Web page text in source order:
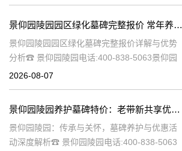
景仰园陵园园区绿化墓碑完整报价 常年养护不收取额外费用详解与优势分析
景仰园陵园园区绿化墓碑完整报价详解与优势
分析☎ 景仰园陵园电话:400-838-5063景仰园
陵园作为一家专业的陵园服务机构，致力于为
2026-08-07
景仰园陵园养护墓碑特价：老带新共享优惠，福利大放送！
景仰园陵园：传承与关怀，墓碑养护与优惠活
动深度解析☎ 景仰园陵园电话:400-838-5063